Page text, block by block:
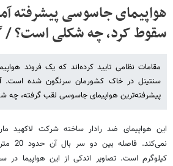
هواپیمای جاسوسی پیشرفته
سقوط کرد، چه شکلی است؟ /
سنتینل در خاک کشورمان سرنگون شده است.
پیشرفته‌ترین هواپیمای جاسوسی لقب گرفته، چه
این هواپیمای ضد رادار ساخته شرکت لاکهید
کیلوگرم است. تصاویر اندکی از این هواپیما